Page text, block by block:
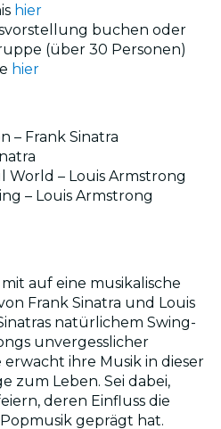
hier
buchen oder
(über 30 Personen)
hier
– Frank Sinatra
World – Louis Armstrong
– Louis Armstrong
auf eine musikalische
Frank Sinatra und Louis
natürlichem Swing-
unvergesslicher
ihre Musik in dieser
zum Leben. Sei dabei,
deren Einfluss die
geprägt hat.